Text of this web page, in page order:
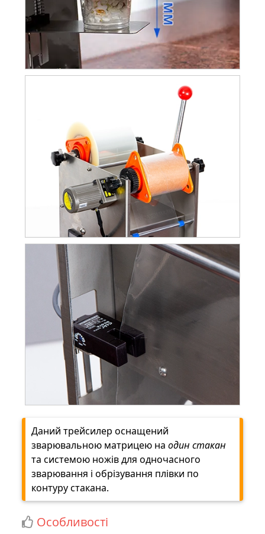
Даний трейсилер оснащений
зварювальною матрицею на один стакан
та системою ножів для одночасного
зварювання і обрізування плівки по
контуру стакана.
Особливості